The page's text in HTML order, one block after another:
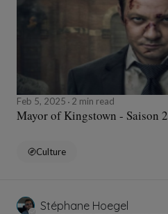
Feb 5, 2025 2 min read
Mayor of Kingstown - Saison 2
Culture
Stéphane Hoegel